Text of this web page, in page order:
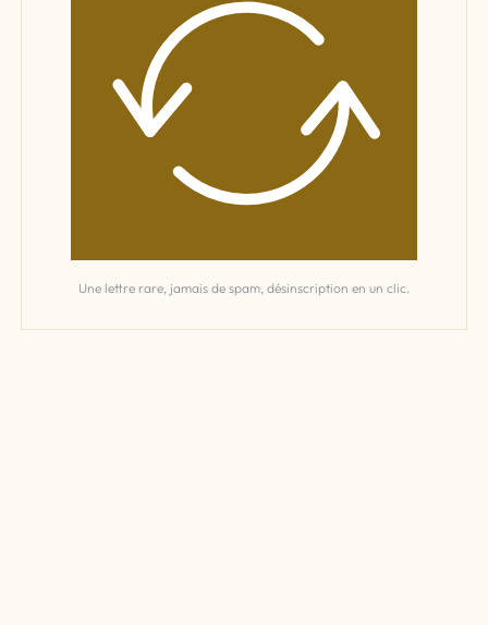
Une lettre rare, jamais de spam, désinscription en un clic.